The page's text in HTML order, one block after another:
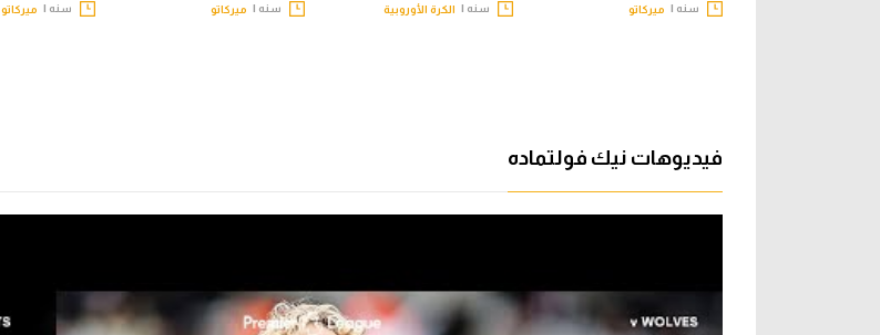
سنه | ميركاتو سنه | الكرة الأوروبية سنه | ميركاتو سنه | ميركاتو
فيديوهات نيك فولتماده